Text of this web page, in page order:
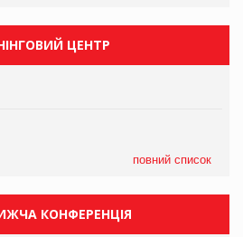
ЦЕНТР
повний список
КОНФЕРЕНЦІЯ